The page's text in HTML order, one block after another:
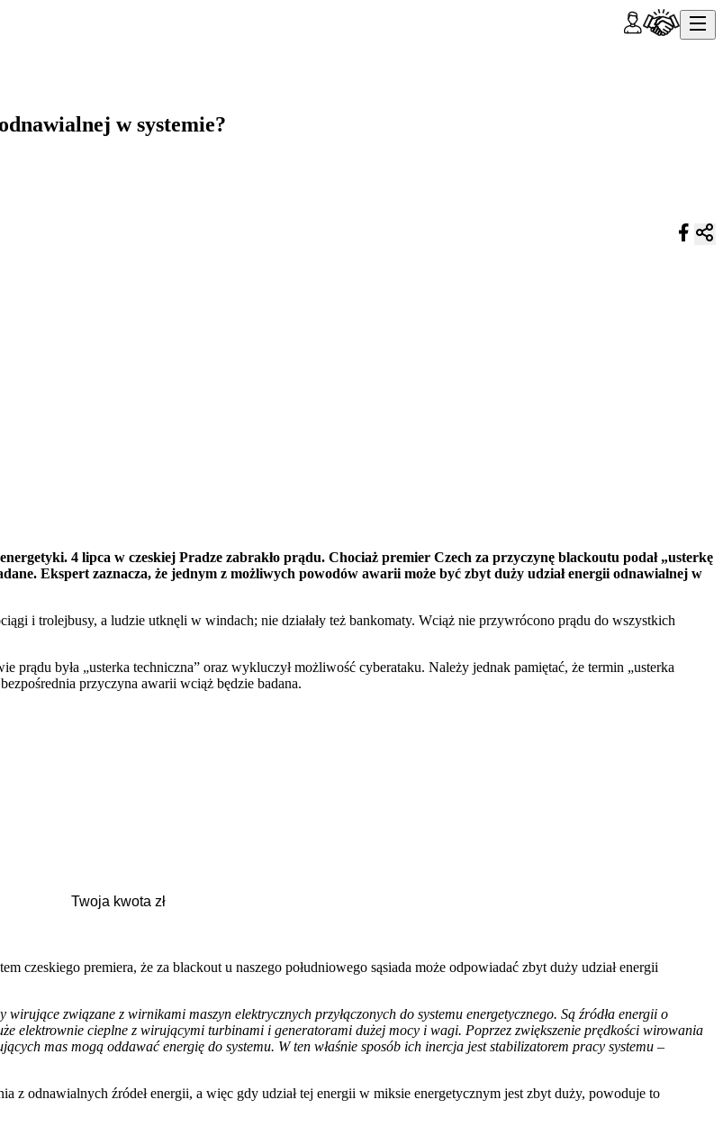
w systemie?
4 lipca w czeskiej Pradze zabrakło prądu. Chociaż premier Czech za przyczynę blackoutu podał „usterkę
Ekspert zaznacza, że jednym z możliwych powodów awarii może być zbyt duży udział energii odnawialnej w
i trolejbusy, a ludzie utknęli w windach; nie działały też bankomaty. Wciąż nie przywrócono prądu do wszystkich
była „usterka techniczna” oraz wykluczył możliwość cyberataku. Należy jednak pamiętać, że termin „usterka
przyczyna awarii wciąż będzie badana.
czeskiego premiera, że za blackout u naszego południowego sąsiada może odpowiadać zbyt duży udział energii
związane z wirnikami maszyn elektrycznych przyłączonych do systemu energetycznego. Są źródła energii o
elektrownie cieplne z wirującymi turbinami i generatorami dużej mocy i wagi. Poprzez zwiększenie prędkości wirowania
mas mogą oddawać energię do systemu. W ten właśnie sposób ich inercja jest stabilizatorem pracy systemu –
odnawialnych źródeł energii, a więc gdy udział tej energii w miksie energetycznym jest zbyt duży, powoduje to